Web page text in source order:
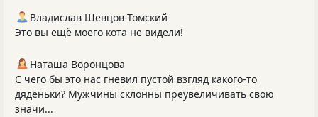
Владислав Шевцов-Томский
Это вы ещё моего кота не видели!
Наташа Воронцова
С чего бы это нас гневил пустой взгляд какого-то
дяденьки? Мужчины склонны преувеличивать свою
значи...